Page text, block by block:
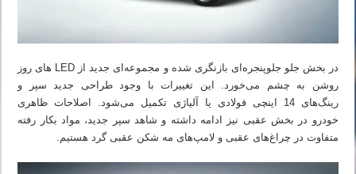
در بخش جلو جلوپنجره‌ای بازنگری شده و مجموعه‌ای جدید از LED های روز
روشن به چشم می‌خورد. این تغییرات با وجود طراحی جدید سپر و
رینگ‌های 14 اینچی فولادی یا آلیاژی تکمیل می‌شود. اصلاحات ظاهری
خودرو در بخش عقبی نیز ادامه داشته و شاهد سپر جدید، مواد بکار رفته
متفاوت در چراغ‌های عقبی و لامپ‌های مه شکن عقبی گرد هستیم.